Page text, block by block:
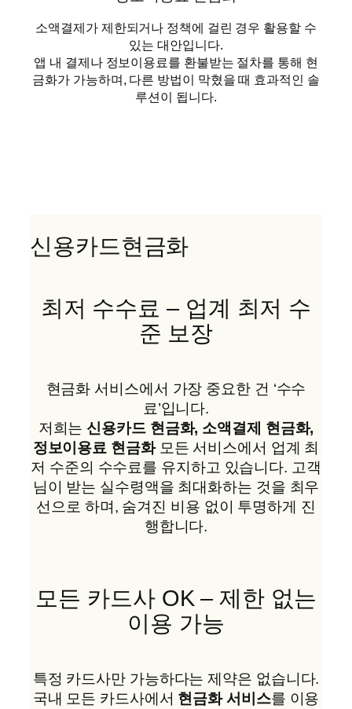
소액결제가 제한되거나 정책에 걸린 경우 활용할 수
있는 대안입니다.
앱 내 결제나 정보이용료를 환불받는 절차를 통해 현
금화가 가능하며, 다른 방법이 막혔을 때 효과적인 솔
루션이 됩니다.
신용카드현금화
최저 수수료 – 업계 최저 수
준 보장
현금화 서비스에서 가장 중요한 건 ‘수수
료’입니다.
저희는 신용카드 현금화, 소액결제 현금화,
정보이용료 현금화모든 서비스에서 업계 최
저 수준의 수수료를 유지하고 있습니다. 고객
님이 받는 실수령액을 최대화하는 것을 최우
선으로 하며, 숨겨진 비용 없이 투명하게 진
행합니다.
모든 카드사 OK – 제한 없는
이용 가능
특정 카드사만 가능하다는 제약은 없습니다.
국내 모든 카드사에서 현금화 서비스를 이용